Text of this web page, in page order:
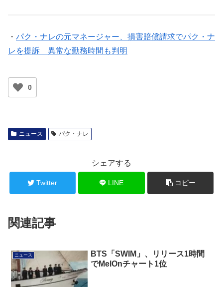
・ パク・ナレの元マネージャー、損害賠償請求でパク・ナ
レを提訴 異常な勤務時間も判明
0
ニュース パク・ナレ
シェアする
Twitter LINE コピー
関連記事
ニュース
BTS「SWIM」、リリース1時間
でMelOnチャート1位